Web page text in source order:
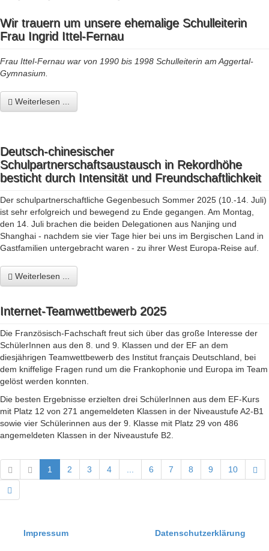
Wir trauern um unsere ehemalige Schulleiterin
Frau Ingrid Ittel-Fernau
Frau Ittel-Fernau war von 1990 bis 1998 Schulleiterin am Aggertal-
Gymnasium.
Weiterlesen ...
Deutsch-chinesischer
Schulpartnerschaftsaustausch in Rekordhöhe
besticht durch Intensität und Freundschaftlichkeit
Der schulpartnerschaftliche Gegenbesuch Sommer 2025 (10.-14. Juli)
ist sehr erfolgreich und bewegend zu Ende gegangen. Am Montag,
den 14. Juli brachen die beiden Delegationen aus Nanjing und
Shanghai - nachdem sie vier Tage hier bei uns im Bergischen Land in
Gastfamilien untergebracht waren - zu ihrer West Europa-Reise auf.
Weiterlesen ...
Internet-Teamwettbewerb 2025
Die Französisch-Fachschaft freut sich über das große Interesse der
SchülerInnen aus den 8. und 9. Klassen und der EF an dem
diesjährigen Teamwettbewerb des Institut français Deutschland, bei
dem kniffelige Fragen rund um die Frankophonie und Europa im Team
gelöst werden konnten.
Die besten Ergebnisse erzielten drei SchülerInnen aus dem EF-Kurs
mit Platz 12 von 271 angemeldeten Klassen in der Niveaustufe A2-B1
sowie vier Schülerinnen aus der 9. Klasse mit Platz 29 von 486
angemeldeten Klassen in der Niveaustufe B2.
1 2 3 4 6 7 8 9 10
Impressum Datenschutzerklärung